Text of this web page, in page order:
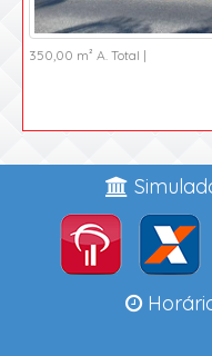
350,00 m² A. Total |